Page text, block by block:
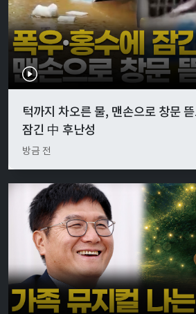
턱까지 차오른 물, 맨손으로 창문
잠긴 中 후난성
방금 전